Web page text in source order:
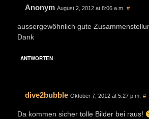
Anonym August 2, 2012 at 8:06 a.m. #
aussergewöhnlich gute
Dank
ANTWORTEN
dive2bubble Oktober 7, 2012 at 5:27 p.m. #
Da kommen sicher tolle Bilder bei raus!